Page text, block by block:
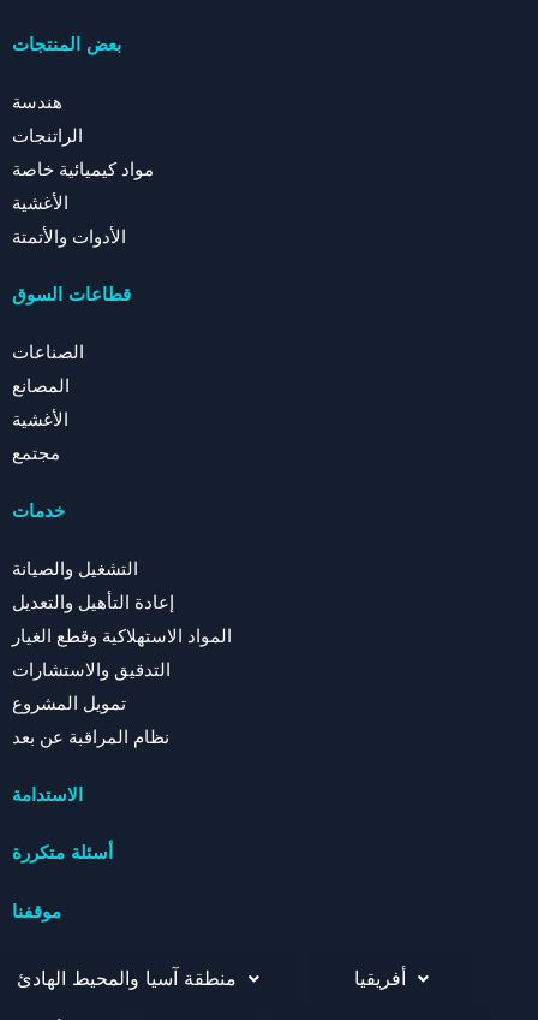
بعض المنتجات
هندسة
الراتنجات
مواد كيميائية خاصة
الأغشية
الأدوات والأتمتة
قطاعات السوق
الصناعات
المصانع
الأغشية
مجتمع
خدمات
التشغيل والصيانة
إعادة التأهيل والتعديل
المواد الاستهلاكية وقطع الغيار
التدقيق والاستشارات
تمويل المشروع
نظام المراقبة عن بعد
الاستدامة
أسئلة متكررة
موقفنا
منطقة آسيا والمحيط الهادئ أفريقيا